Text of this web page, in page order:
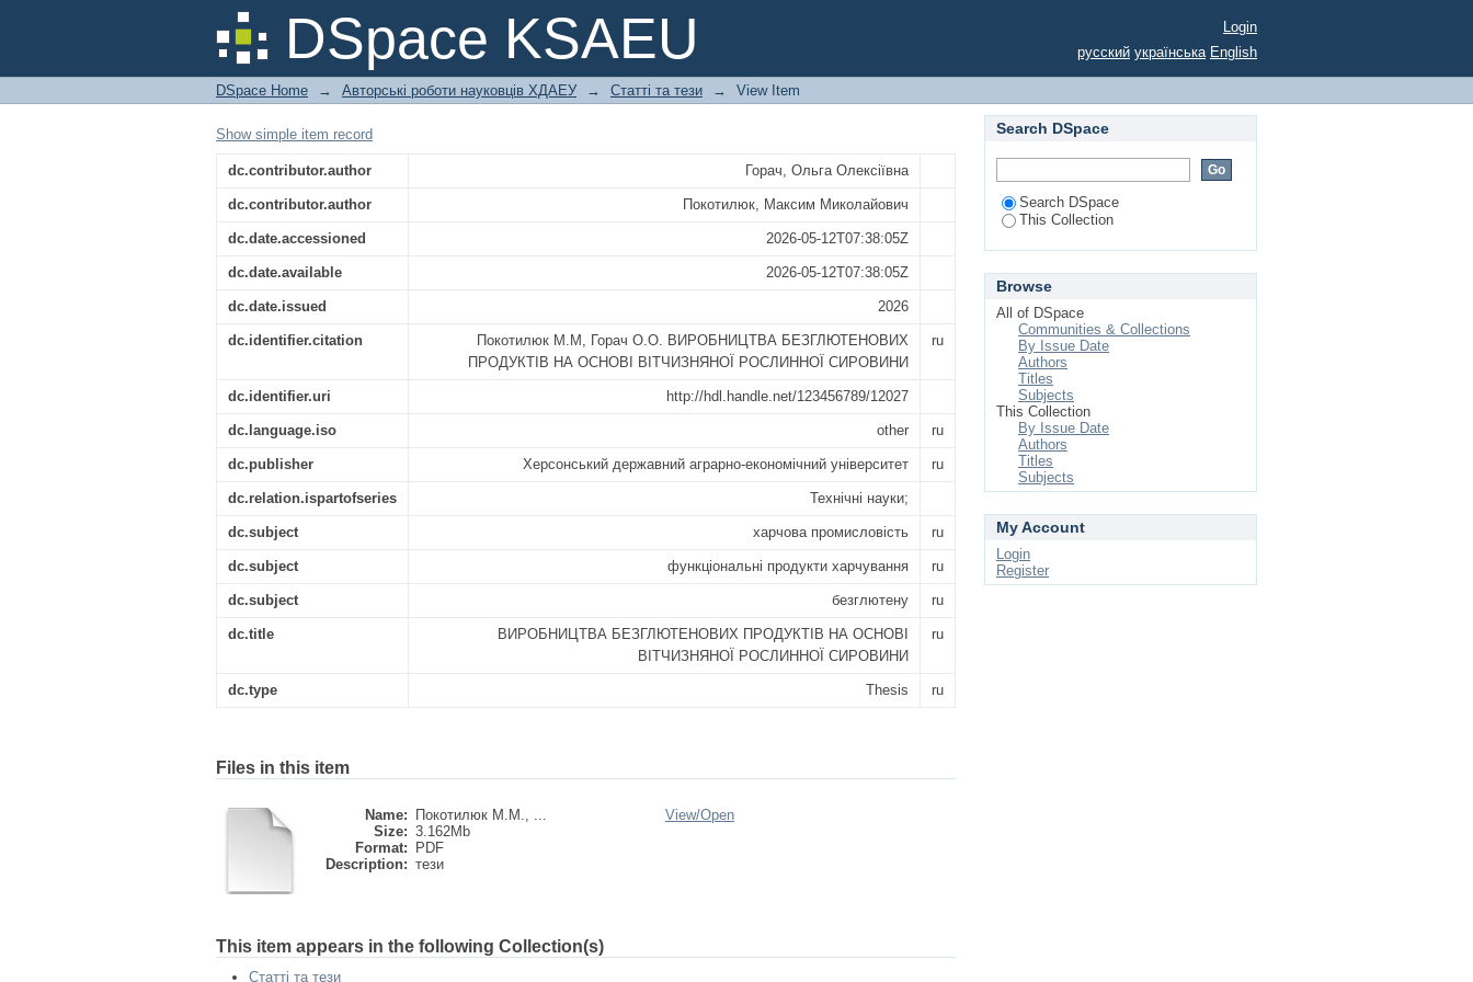
DSpace KSAEU
ВИРОБНИЦТВА БЕЗГЛЮТЕНОВИХ ПРОДУКТІВ НА ОСНОВІ ВІТЧИЗНЯНОЇ
РОСЛИННОЇ СИРОВИНИ
Login
русский українська English
DSpace Home → Авторські роботи науковців ХДАЕУ → Статті та тези → View Item
Show simple item record
dc.contributor.author Горач, Ольга Олексіївна
dc.contributor.author Покотилюк, Максим Миколайович
dc.date.accessioned 2026-05-12T07:38:05Z
dc.date.available 2026-05-12T07:38:05Z
dc.date.issued 2026
dc.identifier.citation
Покотилюк М.М, Горач О.О. ВИРОБНИЦТВА БЕЗГЛЮТЕНОВИХ
ПРОДУКТІВ НА ОСНОВІ ВІТЧИЗНЯНОЇ РОСЛИННОЇ СИРОВИНИ
ru
dc.identifier.uri http://hdl.handle.net/123456789/12027
dc.language.iso other ru
dc.publisher Херсонський державний аграрно-економічний університет ru
dc.relation.ispartofseries Технічні науки;
dc.subject харчова промисловість ru
dc.subject функціональні продукти харчування ru
dc.subject безглютену ru
dc.title
ВИРОБНИЦТВА БЕЗГЛЮТЕНОВИХ ПРОДУКТІВ НА ОСНОВІ
ВІТЧИЗНЯНОЇ РОСЛИННОЇ СИРОВИНИ
ru
dc.type Thesis ru
Files in this item
Name:
Покотилюк М.М., ...
Size: 3.162Mb
Format:
PDF
Description: тези
View/Open
This item appears in the following Collection(s)
Статті та тези
Search DSpace
Search DSpace
This Collection
Browse
All of DSpace
Communities & Collections
By Issue Date
Authors
Titles
Subjects
This Collection
By Issue Date
Authors
Titles
Subjects
My Account
Login
Register